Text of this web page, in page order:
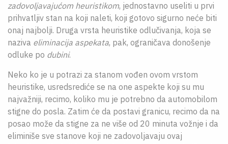
zadovoljavajućom heuristikom, jednostavno useliti u prvi
prihvatljiv stan na koji naleti, koji gotovo sigurno neće biti
onaj najbolji. Druga vrsta heuristike odlučivanja, koja se
naziva eliminacija aspekata, pak, ograničava donošenje
odluke po dubini.
Neko ko je u potrazi za stanom vođen ovom vrstom
heuristike, usredsrediće se na one aspekte koji su mu
najvažniji, recimo, koliko mu je potrebno da automobilom
stigne do posla. Zatim će da postavi granicu, recimo da na
posao može da stigne za ne više od 20 minuta vožnje i da
eliminiše sve stanove koji ne zadovoljavaju ovaj